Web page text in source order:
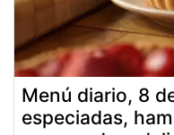
Menú diario, 8
especiadas,